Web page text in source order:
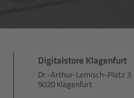
Digitalstore Klagenfurt
Dr.-Arthur-Lemisch-Platz 3
9020 Klagenfurt